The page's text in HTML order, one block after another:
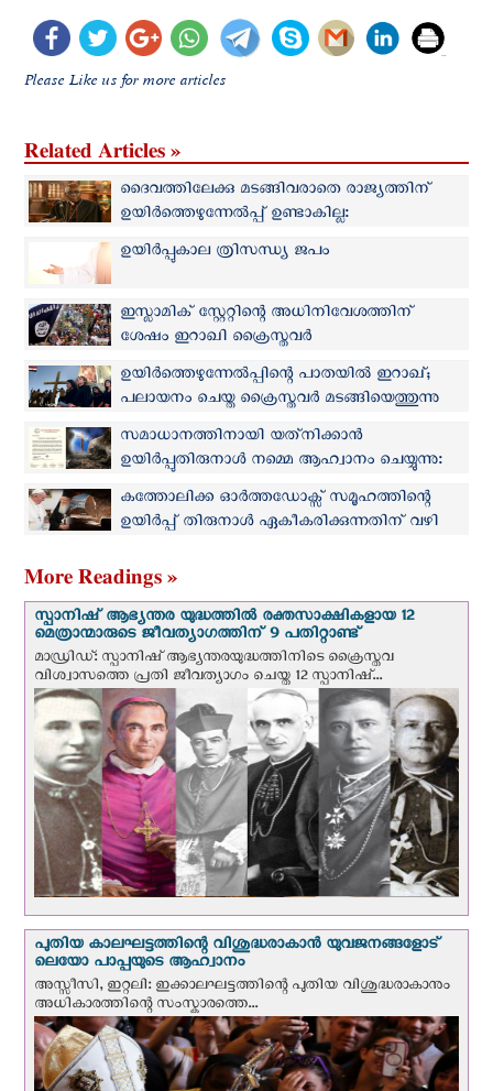
Please Like us for more articles
Related Articles »
ദൈവത്തിലേക്കു മടങ്ങിവരാതെ രാജ്യത്തിന്
ഉയിര്‍ത്തെഴുന്നേല്‍പ്പ് ഉണ്ടാകില്ല:
മുന്നറിയിപ്പുമായി കര്‍ദ്ദിനാള്‍ സാറ
ഉയിര്‍പ്പുകാല ത്രിസന്ധ്യ ജപം
ഇസ്ലാമിക് സ്റ്റേറ്റിന്റെ അധിനിവേശത്തിന്
ശേഷം ഇറാഖി ക്രൈസ്തവര്‍
ഉയിര്‍ത്തെഴുന്നേല്‍പ്പിന്റെ പാതയില്‍
ഉയിര്‍ത്തെഴുന്നേല്‍പ്പിന്റെ പാതയില്‍ ഇറാഖ്;
പലായനം ചെയ്ത ക്രൈസ്തവര്‍ മടങ്ങിയെത്തുന്നു
സമാധാനത്തിനായി യത്‌നിക്കാന്‍
ഉയിര്‍പ്പുതിരുനാള്‍ നമ്മെ ആഹ്വാനം ചെയ്യുന്നു:
കെസിബിസി
കത്തോലിക്ക ഓർത്തഡോക്സ് സമൂഹത്തിന്റെ
ഉയിര്‍പ്പ് തിരുനാള്‍ ഏകീകരിക്കുന്നതിന് വഴി
More Readings »
സ്പാനിഷ് ആഭ്യന്തര യുദ്ധത്തില്‍ രക്തസാക്ഷികളായ 12
മെത്രാന്മാരുടെ ജീവത്യാഗത്തിന് 9 പതിറ്റാണ്ട്
മാഡ്രിഡ്: സ്പാനിഷ് ആഭ്യന്തരയുദ്ധത്തിനിടെ ക്രൈസ്തവ
വിശ്വാസത്തെ പ്രതി ജീവത്യാഗം ചെയ്ത 12 സ്പാനിഷ്...
പുതിയ കാലഘട്ടത്തിന്റെ വിശുദ്ധരാകാന്‍ യുവജനങ്ങളോട്
ലെയോ പാപ്പയുടെ ആഹ്വാനം
അസ്സീസി, ഇറ്റലി: ഇക്കാലഘട്ടത്തിന്റെ പുതിയ വിശുദ്ധരാകാനും
അധികാരത്തിന്റെ സംസ്കാരത്തെ...